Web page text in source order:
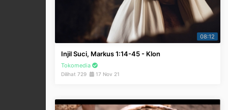
08:12
Injil Suci, Markus 1:14-45 - Klon
Tokomedia
Dilihat 729 17 Nov 21